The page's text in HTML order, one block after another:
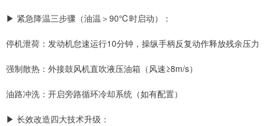
▶ 紧急降温三步骤（油温＞90℃时启动）：
停机泄荷：发动机怠速运行10分钟，操纵手柄反复动作释放残余压力
强制散热：外接鼓风机直吹液压油箱（风速≥8m/s）
油路冲洗：开启旁路循环冷却系统（如有配置）
▶ 长效改造四大技术升级：